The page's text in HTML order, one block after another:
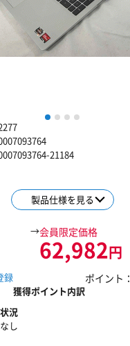
1 2 3
21184
製品仕様を見る
→会員限定価格
62,982円
録
獲得ポイント内訳
ポイント：
況
し